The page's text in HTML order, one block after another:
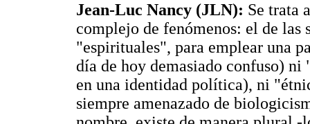
Jean-Luc Nancy (JLN): Se trata
complejo de fenómenos: el de
"espirituales", para emplear una
día de hoy demasiado confuso)
en una identidad política), ni
siempre amenazado de